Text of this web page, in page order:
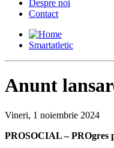
Despre noi
Contact
Smartatletic
Anunt
Vineri, 1 noiembrie 2024
PROSOCIAL –